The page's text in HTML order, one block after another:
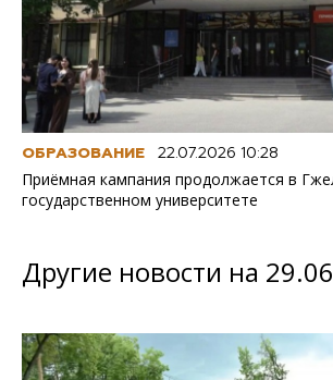
ОБРАЗОВАНИЕ 22.07.2026 10:28
Приёмная кампания продолжается в
государственном университете
Другие новости на